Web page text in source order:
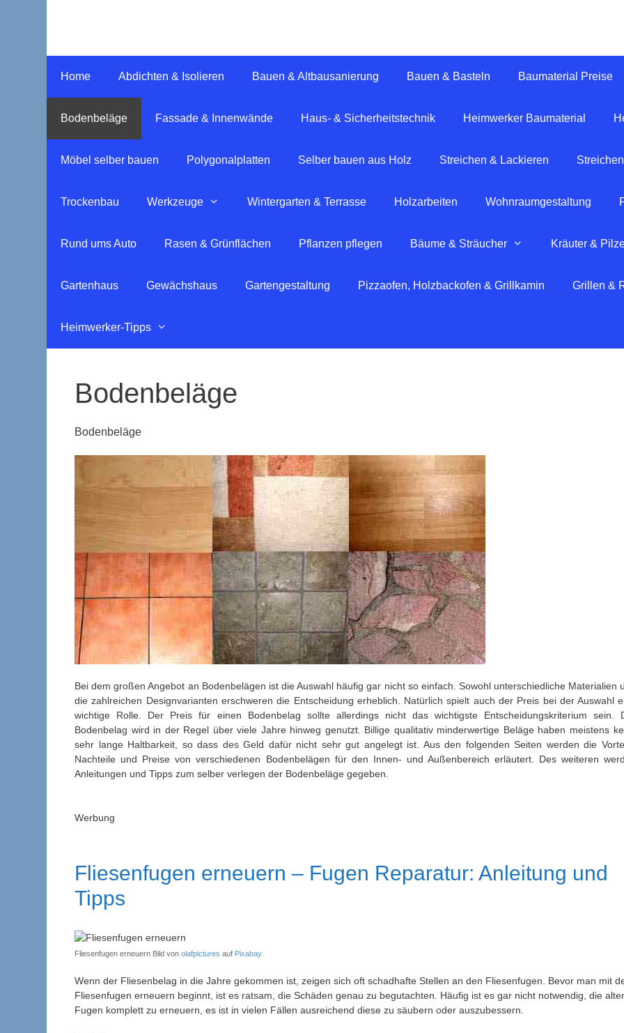
Home Abdichten & Isolieren Bauen & Altbausanierung Bauen & Basteln Baumaterial Preise
Bodenbeläge Fassade & Innenwände Haus- & Sicherheitstechnik Heimwerker Baumaterial
Möbel selber bauen Polygonalplatten Selber bauen aus Holz Streichen & Lackieren
Trockenbau Werkzeuge Wintergarten & Terrasse Holzarbeiten Wohnraumgestaltung
Rund ums Auto Rasen & Grünflächen Pflanzen pflegen Bäume & Sträucher Kräuter &
Gartenhaus Gewächshaus Gartengestaltung Pizzaofen, Holzbackofen & Grillkamin Grillen &
Heimwerker-Tipps
Bodenbeläge
Bodenbeläge
Bei dem großen Angebot an Bodenbelägen ist die Auswahl häufig gar nicht so einfach. Sowohl unterschiedliche Materialien
die zahlreichen Designvarianten erschweren die Entscheidung erheblich. Natürlich spielt auch der Preis bei der Auswahl
wichtige Rolle. Der Preis für einen Bodenbelag sollte allerdings nicht das wichtigste Entscheidungskriterium sein.
Bodenbelag wird in der Regel über viele Jahre hinweg genutzt. Billige qualitativ minderwertige Beläge haben meistens
sehr lange Haltbarkeit, so dass des Geld dafür nicht sehr gut angelegt ist. Aus den folgenden Seiten werden die
Nachteile und Preise von verschiedenen Bodenbelägen für den Innen- und Außenbereich erläutert. Des weiteren
Anleitungen und Tipps zum selber verlegen der Bodenbeläge gegeben.
Werbung
Fliesenfugen erneuern – Fugen Reparatur: Anleitung und
Tipps
Fliesenfugen erneuern Bild von olafpictures auf Pixabay
Wenn der Fliesenbelag in die Jahre gekommen ist, zeigen sich oft schadhafte Stellen an den Fliesenfugen. Bevor man mit
Fliesenfugen erneuern beginnt, ist es ratsam, die Schäden genau zu begutachten. Häufig ist es gar nicht notwendig, die
Fugen komplett zu erneuern, es ist in vielen Fällen ausreichend diese zu säubern oder auszubessern.